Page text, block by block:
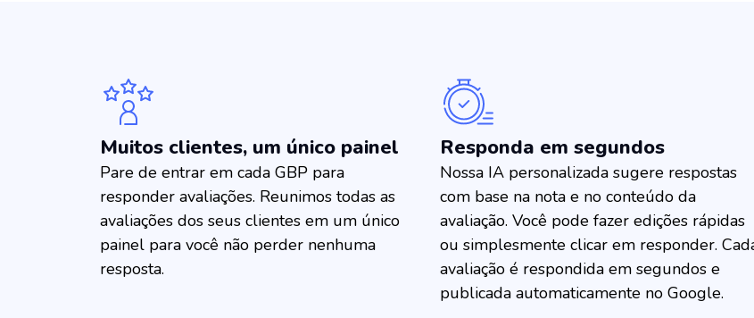
Muitos clientes, um único painel
Pare de entrar em cada GBP para
responder avaliações. Reunimos todas as
avaliações dos seus clientes em um único
painel para você não perder nenhuma
resposta.
Responda em segundos
Nossa IA personalizada sugere respostas
com base na nota e no conteúdo da
avaliação. Você pode fazer edições rápidas
ou simplesmente clicar em responder.
avaliação é respondida em segundos e
publicada automaticamente no Google.